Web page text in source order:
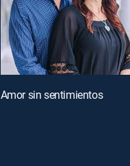
Amor sin sentimientos